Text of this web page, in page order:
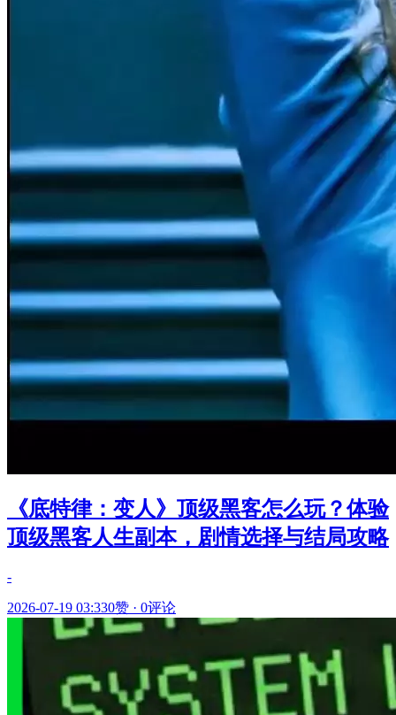
《底特律：变人》顶级黑客怎么玩？体验
顶级黑客人生副本，剧情选择与结局攻略
-
2026-07-19 03:330赞 · 0评论